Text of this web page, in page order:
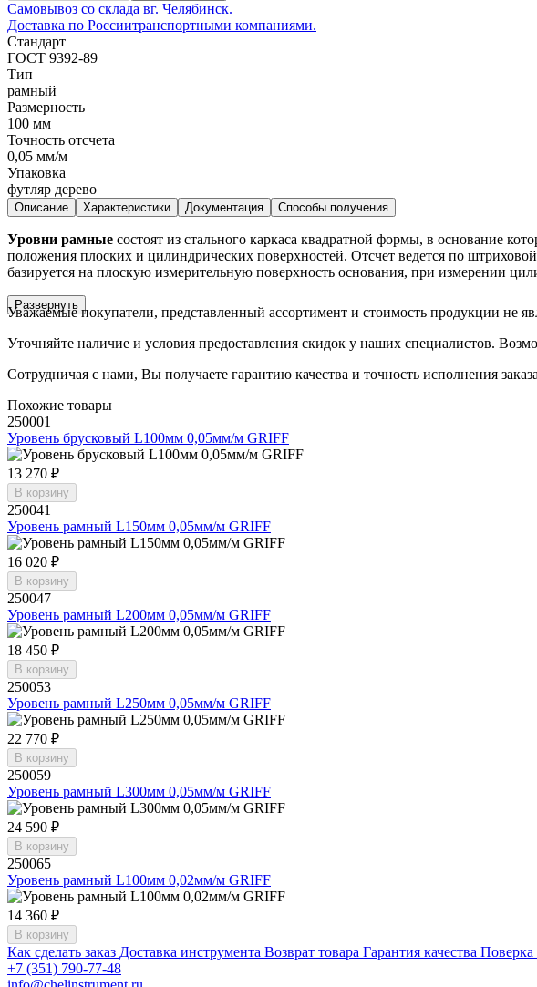
Самовывоз со склада вг. Челябинск.
Доставка по Россиитранспортными компаниями.
Стандарт
ГОСТ 9392-89
Тип
рамный
Размерность
100 мм
Точность отсчета
0,05 мм/м
Упаковка
футляр дерево
Описание Характеристики Документация Способы получения
Уровни рамные состоят из стального каркаса квадратной формы, в основание
положения плоских и цилиндрических поверхностей. Отсчет ведется по
базируется на плоскую измерительную поверхность основания, при измерении
Развернуть
Уважаемые покупатели, представленный ассортимент и стоимость продукции не
Уточняйте наличие и условия предоставления скидок у наших специалистов.
Сотрудничая с нами, Вы получаете гарантию качества и точность исполнения
Похожие товары
250001
Уровень брусковый L100мм 0,05мм/м GRIFF
13 270 ₽
В корзину
250041
Уровень рамный L150мм 0,05мм/м GRIFF
16 020 ₽
В корзину
250047
Уровень рамный L200мм 0,05мм/м GRIFF
18 450 ₽
В корзину
250053
Уровень рамный L250мм 0,05мм/м GRIFF
22 770 ₽
В корзину
250059
Уровень рамный L300мм 0,05мм/м GRIFF
24 590 ₽
В корзину
250065
Уровень рамный L100мм 0,02мм/м GRIFF
14 360 ₽
В корзину
Как сделать заказ Доставка инструмента Возврат товара Гарантия качества Поверка
+7 (351) 790-77-48